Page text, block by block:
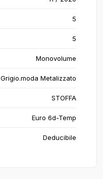
5
5
Monovolume
Grigio.moda Metalizzato
STOFFA
Euro 6d-Temp
Deducibile